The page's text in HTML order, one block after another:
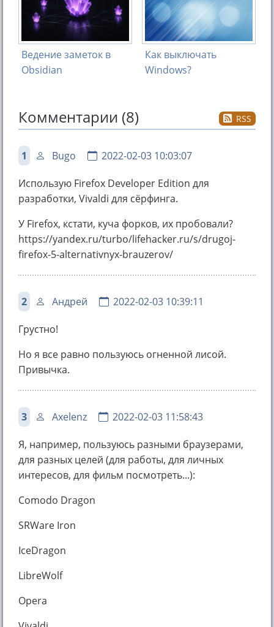
Ведение заметок в
Obsidian
Как выключать
Windows?
Комментарии (8) RSS
1 Bugo 2022-02-03 10:03:07
Использую Firefox Developer Edition для
разработки, Vivaldi для сёрфинга.
У Firefox, кстати, куча форков, их пробовали?
https://yandex.ru/turbo/lifehacker.ru/s/drugoj-
firefox-5-alternativnyx-brauzerov/
2 Андрей 2022-02-03 10:39:11
Грустно!
Но я все равно пользуюсь огненной лисой.
Привычка.
3 Axelenz 2022-02-03 11:58:43
Я, например, пользуюсь разными браузерами,
для разных целей (для работы, для личных
интересов, для фильм посмотреть...):
Comodo Dragon
SRWare Iron
IceDragon
LibreWolf
Opera